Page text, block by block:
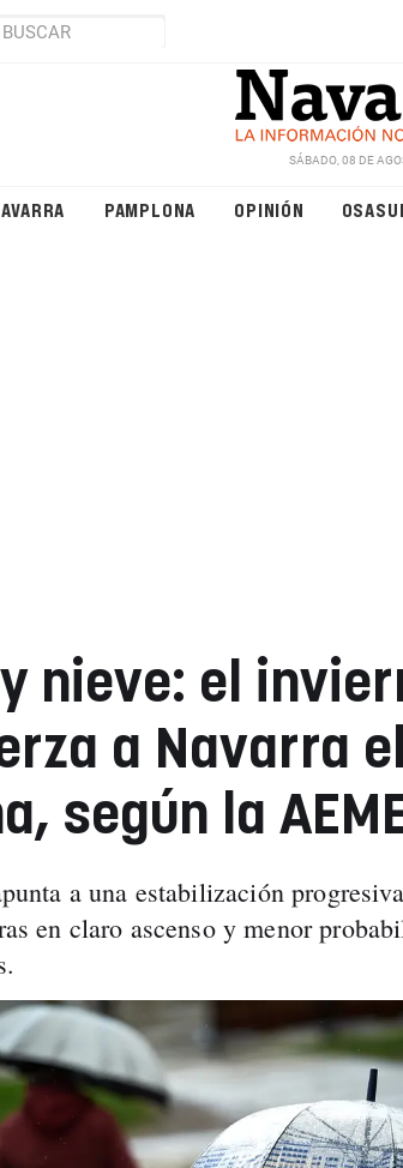
SÁBADO, 08 DE
PAMPLONA OPINIÓN
nieve: el
a Navarra
según la
a una estabilización
en claro ascenso y menor